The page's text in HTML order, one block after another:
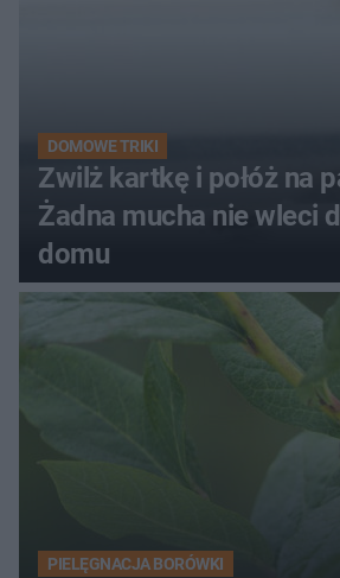
DOMOWE TRIKI
Zwilż kartkę i połóż na
Żadna mucha nie wleci
domu
PIELĘGNACJA BORÓWKI